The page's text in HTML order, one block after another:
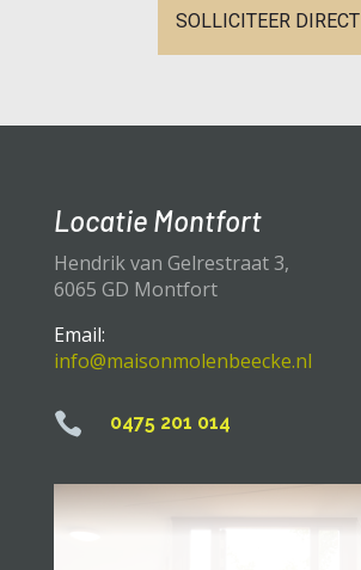
SOLLICITEER DIRECT
Locatie Montfort
Hendrik van Gelrestraat 3,
6065 GD Montfort
Email:
info@maisonmolenbeecke.nl
 0475 201 014